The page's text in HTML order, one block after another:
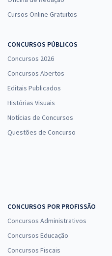
Cursos Online Gratuitos
CONCURSOS PÚBLICOS
Concursos 2026
Concursos Abertos
Editais Publicados
Histórias Visuais
Notícias de Concursos
Questões de Concurso
CONCURSOS POR PROFISSÃO
Concursos Administrativos
Concursos Educação
Concursos Fiscais